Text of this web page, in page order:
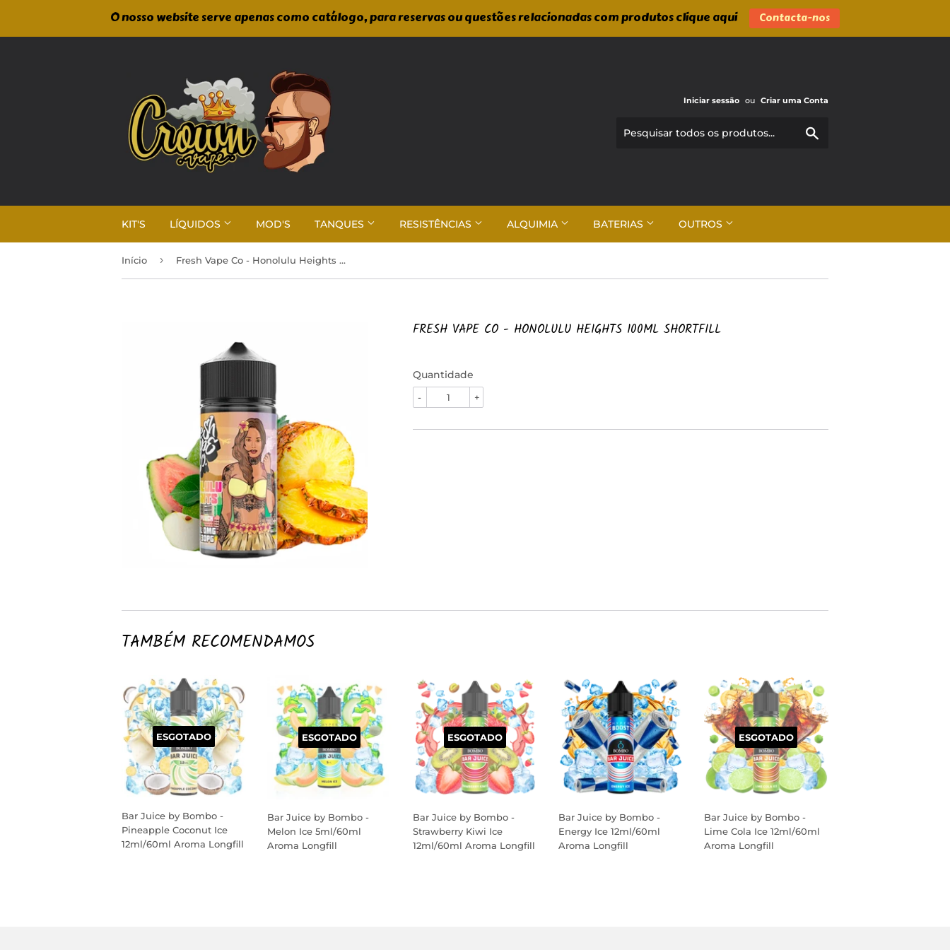
O nosso website serve apenas como catálogo, para reservas ou questões relacionadas com produtos clique aqui Contacta-nos
Iniciar sessão ou Criar uma Conta
KIT'S LÍQUIDOS MOD'S TANQUES RESISTÊNCIAS ALQUIMIA BATERIAS OUTROS
Início › Fresh Vape Co - Honolulu Heights 100ml Shortfill
FRESH VAPE CO - HONOLULU HEIGHTS 100ML SHORTFILL
Quantidade
+
-
TAMBÉM RECOMENDAMOS
ESGOTADO
Bar Juice by Bombo -
Pineapple Coconut Ice
12ml/60ml Aroma Longfill
ESGOTADO
Bar Juice by Bombo -
Melon Ice 5ml/60ml
Aroma Longfill
ESGOTADO
Bar Juice by Bombo -
Strawberry Kiwi Ice
12ml/60ml Aroma Longfill
Bar Juice by Bombo -
Energy Ice 12ml/60ml
Aroma Longfill
ESGOTADO
Bar Juice by Bombo -
Lime Cola Ice 12ml/60ml
Aroma Longfill